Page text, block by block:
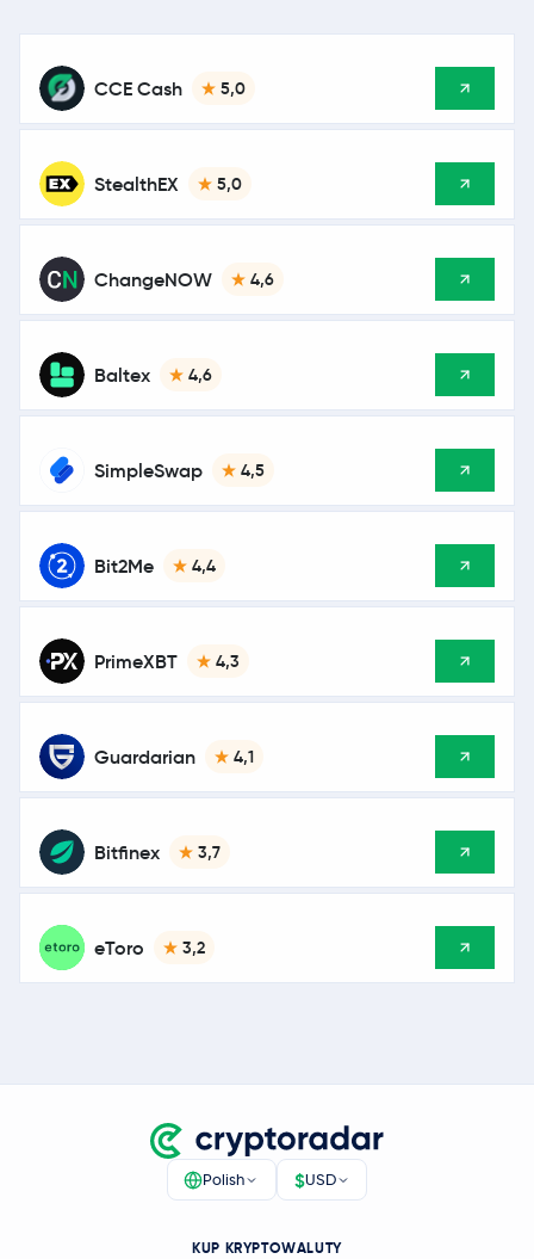
CCE Cash 5,0
StealthEX 5,0
ChangeNOW 4,6
Baltex 4,6
SimpleSwap 4,5
Bit2Me 4,4
PrimeXBT 4,3
Guardarian 4,1
Bitfinex 3,7
eToro 3,2
Polish $USD
KUP KRYPTOWALUTY